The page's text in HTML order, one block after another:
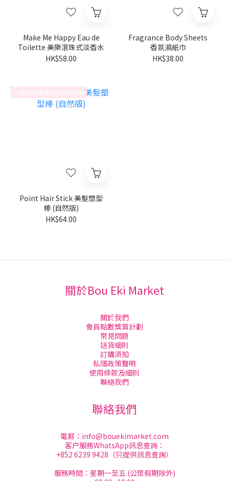
Make Me Happy Eau de
Toilette 美樂滾珠式淡香水
HK$58.00
Fragrance Body Sheets
香氛濕紙巾
HK$38.00
Point Hair Stick 美髮塑型
棒 (自然版)
HK$64.00
關於Bou Eki Market
關於我們
會員點數獎賞計劃
常見問題
送貨細則
訂購須知
私隱政策聲明
使用條款及細則
聯絡我們
聯絡我們
電郵： info@bouekimarket.com
客户服務WhatsApp訊息查詢：
+852 6239 9428（只提供訊息查詢）
服務時間：星期一至五 (公眾假期除外)